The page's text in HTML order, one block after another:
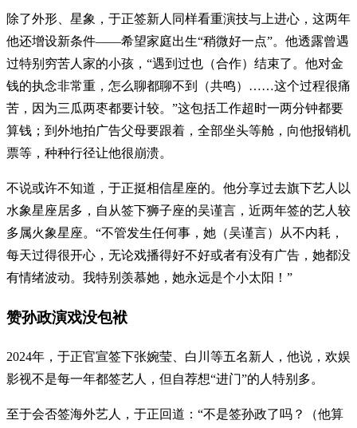
除了外形、星象，于正签新人同样看重演技与上进心，这两年
他还增设新条件——希望家庭出生“稍微好一点”。他透露曾遇
过特别穷苦人家的小孩，“遇到过也（合作）结束了。他对金
钱的执念非常重，怎么聊都聊不到（共鸣）……这个过程很痛
苦，因为三瓜两枣都要计较。”这包括工作超时一两分钟都要
算钱；到外地拍广告父母要跟着，全部坐头等舱，向他报销机
票等，种种行径让他很崩溃。
不说或许不知道，于正挺相信星座的。他分享过去旗下艺人以
水象星座居多，自从签下狮子座的吴谨言，近两年签的艺人较
多属火象星座。“不管发生任何事，她（吴谨言）从不内耗，
每天过得很开心，无论戏播得好不好或者有没有广告，她都没
有情绪波动。我特别羡慕她，她永远是个小太阳！”
赞孙政演戏没包袱
2024年，于正官宣签下张婉莹、白川等五名新人，他说，欢娱
影视不是每一年都签艺人，但自荐想“进门”的人特别多。
至于会否签海外艺人，于正回道：“不是签孙政了吗？（他算